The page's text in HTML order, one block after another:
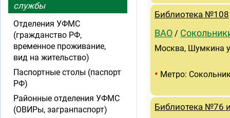
Библиотека №108
ВАО /
Москва, Шумкина
• Метро:
Библиотека №76
службы
Отделения УФМС
(гражданство РФ,
временное проживание,
вид на жительство)
Паспортные столы (паспорт
РФ)
Районные отделения УФМС
(ОВИРы, загранпаспорт)